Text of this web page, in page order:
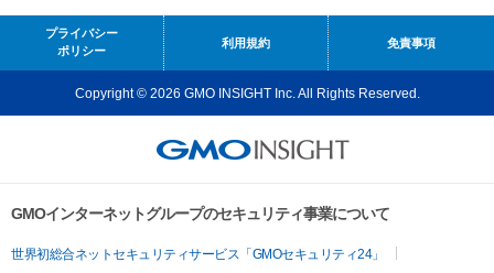
プライバシー
ポリシー
利用規約 免責事項
Copyright © 2026 GMO INSIGHT Inc. All Rights Reserved.
GMOインターネットグループのセキュリティ事業について
世界初総合ネットセキュリティサービス「GMOセキュリティ24」